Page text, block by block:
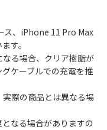
、iPhone 11 Pro Max
す。
る場合、クリア樹脂が
ケーブルでの充電を推
際の商品とは異なる場
なる場合がありますの